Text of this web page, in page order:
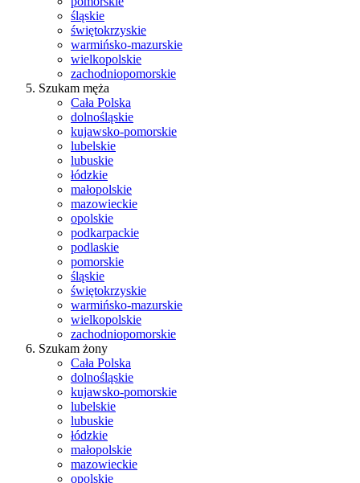
śląskie
świętokrzyskie
warmińsko-mazurskie
wielkopolskie
zachodniopomorskie
Szukam męża
Cała Polska
dolnośląskie
kujawsko-pomorskie
lubelskie
lubuskie
łódzkie
małopolskie
mazowieckie
opolskie
podkarpackie
podlaskie
pomorskie
śląskie
świętokrzyskie
warmińsko-mazurskie
wielkopolskie
zachodniopomorskie
Szukam żony
Cała Polska
dolnośląskie
kujawsko-pomorskie
lubelskie
lubuskie
łódzkie
małopolskie
mazowieckie
opolskie